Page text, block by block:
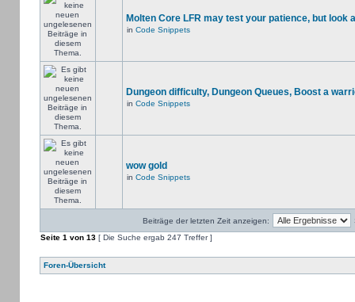
Molten Core LFR may test your patience, but look
in Code Snippets
Dungeon difficulty, Dungeon Queues, Boost a
in Code Snippets
wow gold
in Code Snippets
Beiträge der letzten Zeit anzeigen:
Seite 1 von 13[ Die Suche ergab 247 Treffer ]
Foren-Übersicht